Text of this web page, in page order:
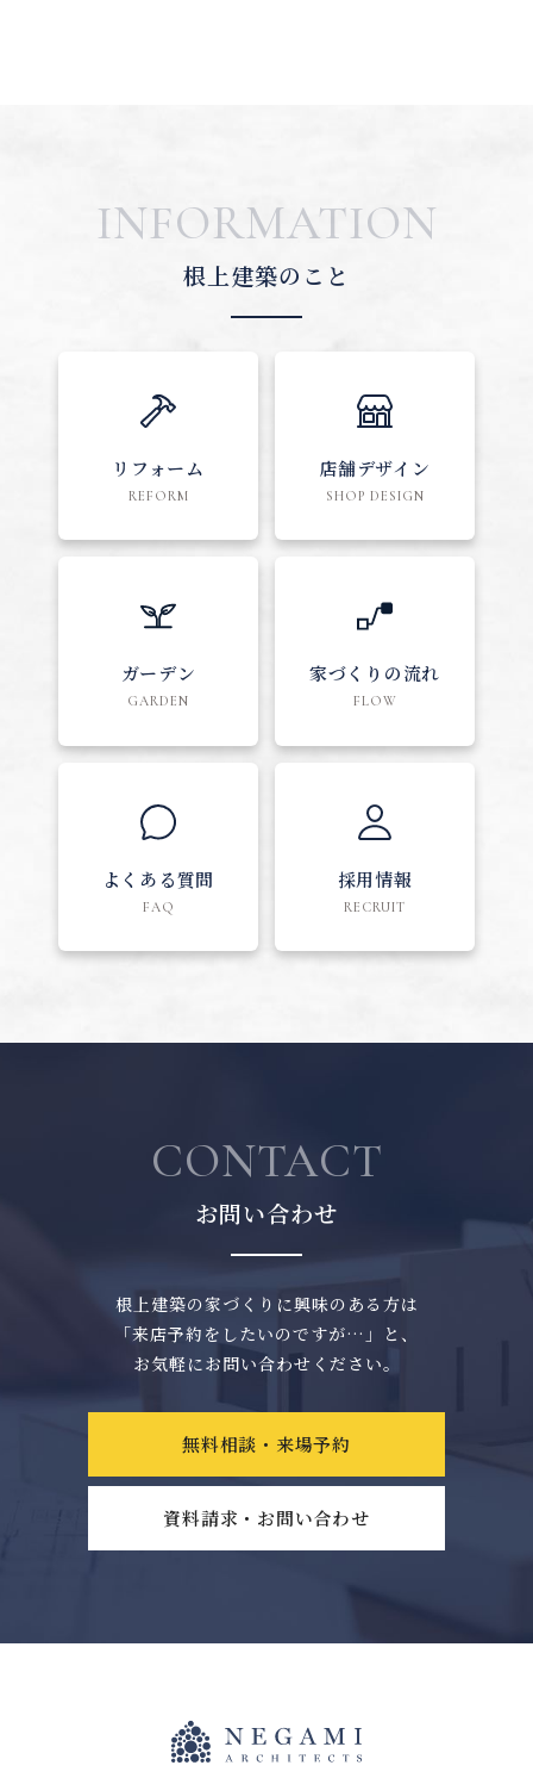
INFORMATION
根上建築のこと
リフォーム
REFORM
店舗デザイン
SHOP DESIGN
ガーデン
GARDEN
家づくりの流れ
FLOW
よくある質問
FAQ
採用情報
RECRUIT
CONTACT
お問い合わせ
根上建築の家づくりに興味のある方は
「来店予約をしたいのですが…」と、
お気軽にお問い合わせください。
無料相談・来場予約
資料請求・お問い合わせ